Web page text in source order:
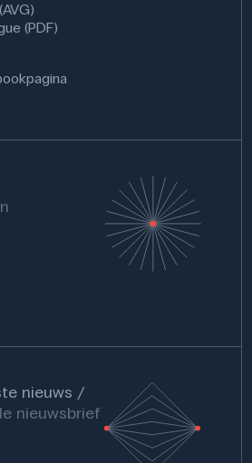
(PDF)
nieuws
nieuwsbrief